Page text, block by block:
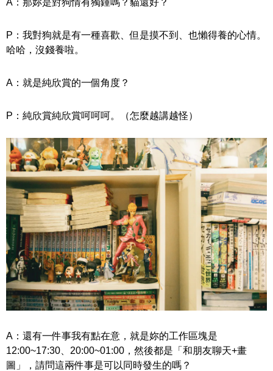
P：我對狗就是有一種喜歡、但是摸不到、也懶得養的心情。
哈哈，沒錢養啦。
A：就是純欣賞的一個角度？
P：純欣賞純欣賞呵呵呵。（怎麼越講越怪）
A：還有一件事我有點在意，就是妳的工作區塊是
12:00~17:30、20:00~01:00，然後都是「和朋友聊天+畫
圖」，請問這兩件事是可以同時發生的嗎？